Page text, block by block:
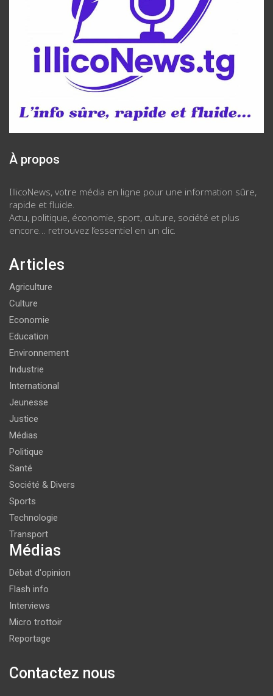
À propos
IllicoNews, votre média en ligne pour une information sûre,
rapide et fluide.
Actu, politique, économie, sport, culture, société et plus
encore… retrouvez l’essentiel en un clic.
Articles
Agriculture
Culture
Economie
Education
Environnement
Industrie
International
Jeunesse
Justice
Médias
Politique
Santé
Société & Divers
Sports
Technologie
Transport
Médias
Débat d'opinion
Flash info
Interviews
Micro trottoir
Reportage
Contactez nous